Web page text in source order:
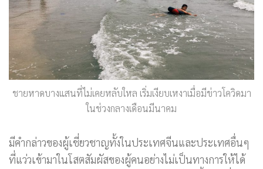
ชายหาดบางแสนที่ไม่เคยหลับใหล เริ่มเงียบเหงาเมื่อมีข่าวโควิดมา
ในช่วงกลางเดือนมีนาคม
มีคำกล่าวของผู้เชี่ยวชาญทั้งในประเทศจีนและประเทศอื่นๆ
ที่แว่วเข้ามาในโสตสัมผัสของผู้คนอย่างไม่เป็นทางการให้ได้